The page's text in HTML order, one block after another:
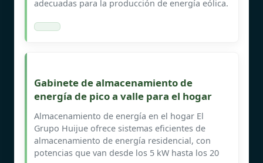
adecuadas para la producción de energía eólica.
Gabinete de almacenamiento de
energía de pico a valle para el hogar
Almacenamiento de energía en el hogar El
Grupo Huijue ofrece sistemas eficientes de
almacenamiento de energía residencial, con
potencias que van desde los 5 kW hasta los 20